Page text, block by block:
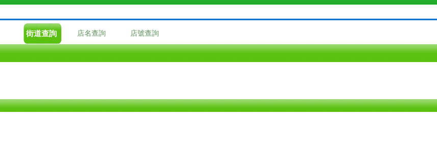
街道查詢 店名查詢 店號查詢